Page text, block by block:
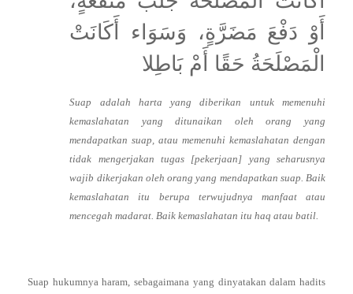
أَوْ دَفْعَ مَضَرَّةٍ، وَسَوَاء أَكَانَتْ
الْمَصْلَحَةُ حَقًا أَمْ بَاطِلا
Suap adalah harta yang diberikan untuk memenuhi
kemaslahatan yang ditunaikan oleh orang yang
mendapatkan suap, atau memenuhi kemaslahatan dengan
tidak mengerjakan tugas [pekerjaan] yang seharusnya
wajib dikerjakan oleh orang yang mendapatkan suap. Baik
kemaslahatan itu berupa terwujudnya manfaat atau
mencegah madarat. Baik kemaslahatan itu haq atau batil.
Suap hukumnya haram, sebagaimana yang dinyatakan dalam hadits